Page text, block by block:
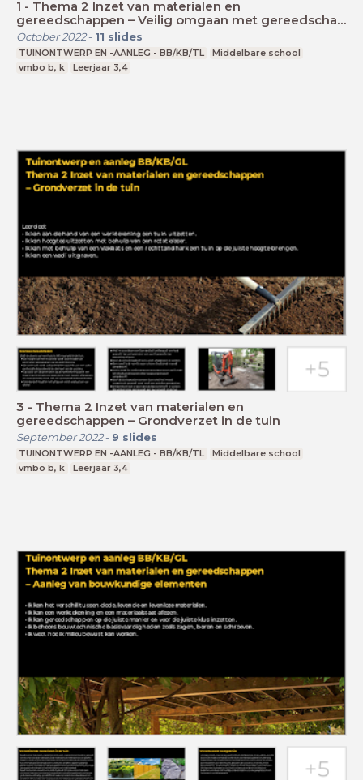
1 - Thema 2 Inzet van materialen en
gereedschappen – Veilig omgaan met gereedschap
en machines
October 2022- 11 slides
TUINONTWERP EN -AANLEG - BB/KB/TL
Middelbare school
vmbo b, k
Leerjaar 3,4
3 - Thema 2 Inzet van materialen en
gereedschappen – Grondverzet in de tuin
September 2022- 9 slides
TUINONTWERP EN -AANLEG - BB/KB/TL
Middelbare school
vmbo b, k
Leerjaar 3,4